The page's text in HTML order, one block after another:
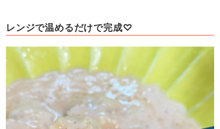
レンジで温めるだけで完成♡